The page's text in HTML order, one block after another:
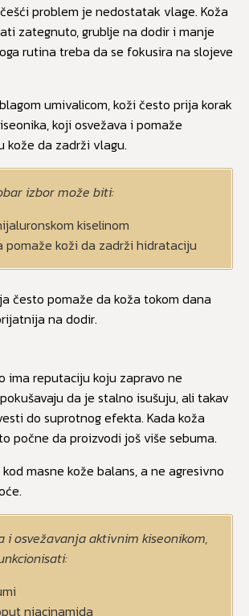
problem je nedostatak vlage. Koža
zategnuto, grublje na dodir i manje
rutina treba da se fokusira na slojeve
umivalicom, koži često prija korak
koji osvežava i pomaže
kože da zadrži vlagu.
izbor može biti:
kiselinom
pomaže koži da zadrži hidrataciju
često pomaže da koža tokom dana
na dodir.
ima reputaciju koju zapravo ne
da je stalno isušuju, ali takav
do suprotnog efekta. Kada koža
počne da proizvodi još više sebuma.
masne kože balans, a ne agresivno
i osvežavanja aktivnim kiseonikom,
niacinamida